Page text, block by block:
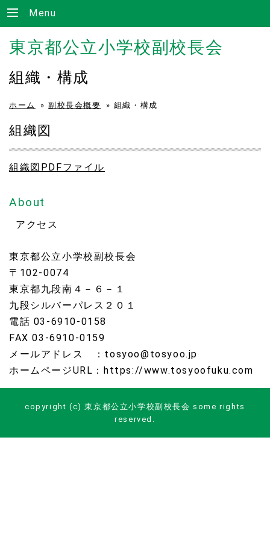
Menu
東京都公立小学校副校長会
組織・構成
ホーム » 副校長会概要 » 組織・構成
組織図
組織図PDFファイル
About
アクセス
東京都公立小学校副校長会
〒102-0074
東京都九段南４－６－１
九段シルバーパレス２０１
電話 03-6910-0158
FAX 03-6910-0159
メールアドレス ：tosyoo@tosyoo.jp
ホームページURL：https://www.tosyoofuku.com
copyright (c) 東京都公立小学校副校長会 some rights
reserved.